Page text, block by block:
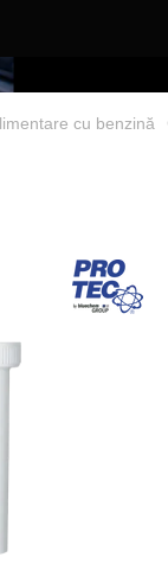
cu benzină